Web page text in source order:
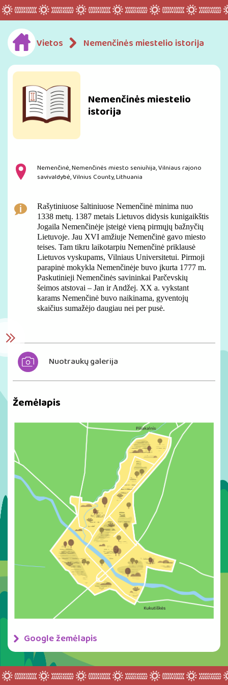
Vietos Nemenčinės miestelio istorija
Nemenčinės miestelio
istorija
Nemenčinė, Nemenčinės miesto seniūnija, Vilniaus rajono
savivaldybė, Vilnius County, Lithuania
Rašytiniuose šaltiniuose Nemenčinė minima nuo
1338 metų. 1387 metais Lietuvos didysis kunigaikštis
Jogaila Nemenčinėje įsteigė vieną pirmųjų bažnyčių
Lietuvoje. Jau XVI amžiuje Nemenčinė gavo miesto
teises. Tam tikru laikotarpiu Nemenčinė priklausė
Lietuvos vyskupams, Vilniaus Universitetui. Pirmoji
parapinė mokykla Nemenčinėje buvo įkurta 1777 m.
Paskutinieji Nemenčinės savininkai Parčevskių
šeimos atstovai – Jan ir Andžej. XX a. vykstant
karams Nemenčinė buvo naikinama, gyventojų
skaičius sumažėjo daugiau nei per pusė.
Nuotraukų galerija
Žemėlapis
Google žemėlapis